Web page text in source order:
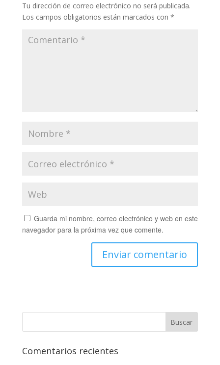
Tu dirección de correo electrónico no será publicada.
Los campos obligatorios están marcados con *
Guarda mi nombre, correo electrónico y web en este
navegador para la próxima vez que comente.
Comentarios recientes